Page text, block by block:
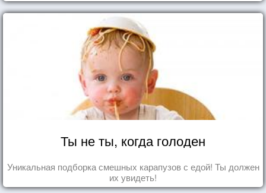
Ты не ты, когда голоден
Уникальная подборка смешных карапузов с едой! Ты должен
их увидеть!